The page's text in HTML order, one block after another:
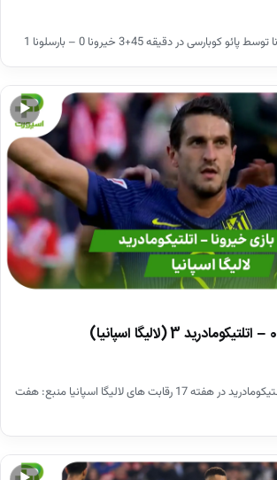
در دقیقه 45+3 خیرونا 0 – بارسلونا 1
▶
خلاصه بازی خیرونا – اتلتیکومادرید در هفته 17 رقابت های لالیگا اسپانیا منبع: هفت